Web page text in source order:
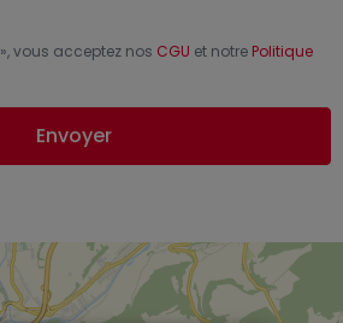
», vous acceptez nos CGU et notre Politique
Envoyer